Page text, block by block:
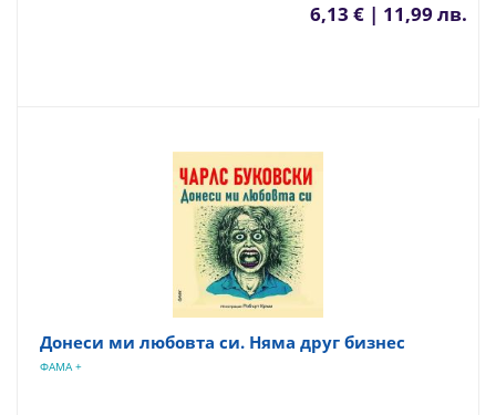
6,13 € | 11,99 лв.
Донеси ми любовта си. Няма друг бизнес
ФАМА +